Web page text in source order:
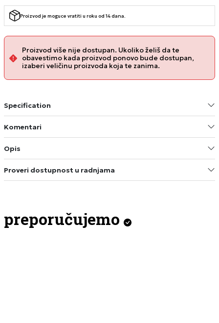
Proizvod je moguce vratiti u roku od 14 dana.
Proizvod više nije dostupan. Ukoliko želiš da te
obavestimo kada proizvod ponovo bude dostupan,
izaberi veličinu proizvoda koja te zanima.
Specification
Komentari
Opis
Proveri dostupnost u radnjama
preporučujemo